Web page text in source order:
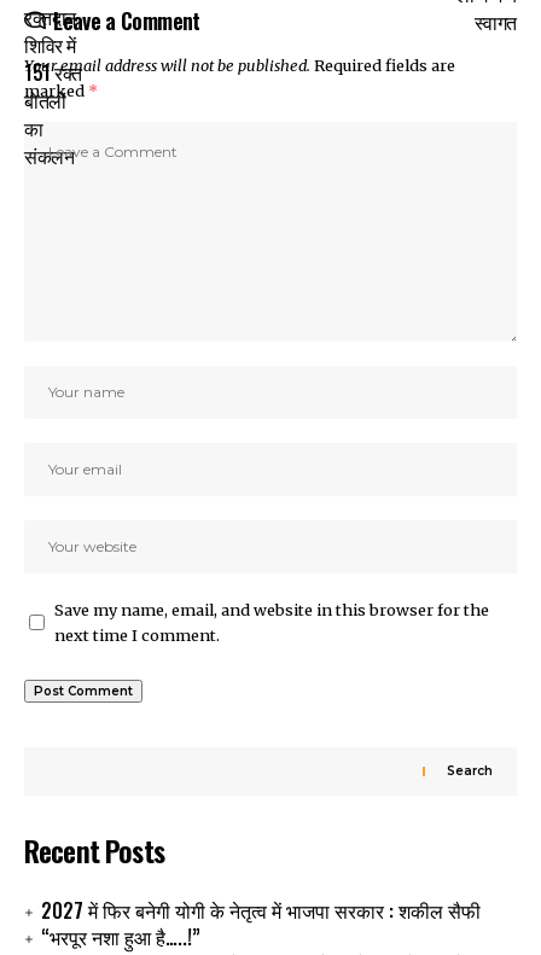
Leave a Comment
Your email address will not be published. Required fields are
marked *
Save my name, email, and website in this browser for the
next time I comment.
Search
Recent Posts
2027 में फिर बनेगी योगी के नेतृत्व में भाजपा सरकार : शकील सैफी
“भरपूर नशा हुआ है…..!”